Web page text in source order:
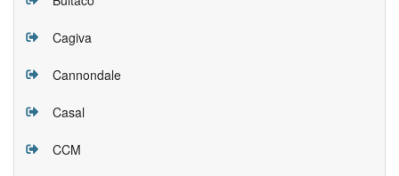
Cagiva
Cannondale
Casal
CCM